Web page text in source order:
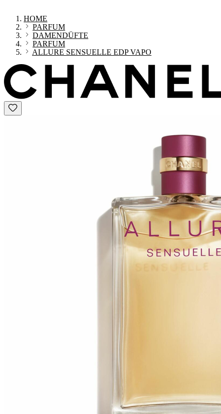
HOME
PARFUM
DAMENDÜFTE
PARFUM
ALLURE SENSUELLE EDP VAPO